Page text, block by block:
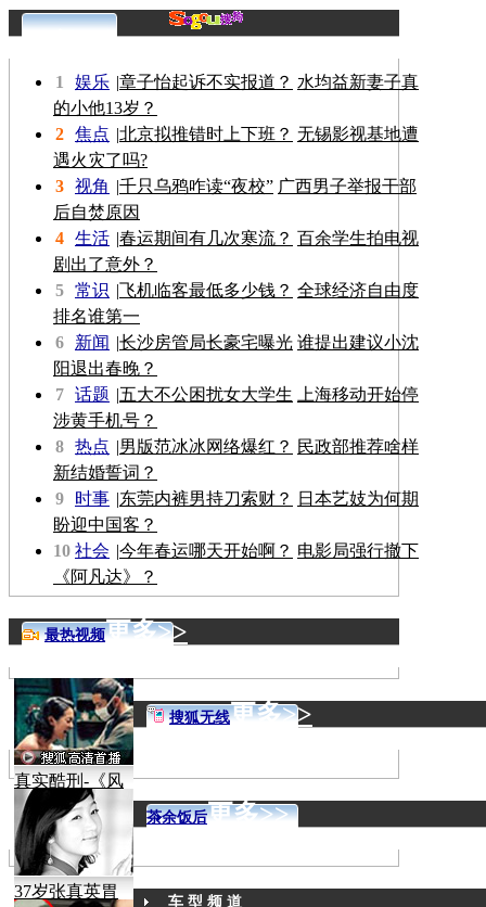
1 娱乐 |章子怡起诉不实报道？ 水均益新妻子真
的小他13岁？
2 焦点 |北京拟推错时上下班？ 无锡影视基地遭
遇火灾了吗?
3 视角 |千只乌鸦咋读“夜校” 广西男子举报干部
后自焚原因
4 生活 |春运期间有几次寒流？ 百余学生拍电视
剧出了意外？
5 常识 |飞机临客最低多少钱？ 全球经济自由度
排名谁第一
6
新闻 |长沙房管局长豪宅曝光 谁提出建议小沈
阳退出春晚？
7 话题 |五大不公困扰女大学生
上海移动开始停
涉黄手机号？
8 热点 |男版范冰冰网络爆红？ 民政部推荐啥样
新结婚誓词？
9
时事 |东莞内裤男持刀索财？
日本艺妓为何期
盼迎中国客？
10 社会 |今年春运哪天开始啊？ 电影局强行撤下
《阿凡达》？
最热视频更多>>
真实酷刑-《风
声》
37岁张真英胃
搜狐无线更多>>
茶余饭后更多>>
车 型 频 道